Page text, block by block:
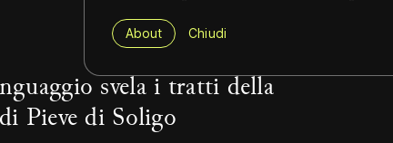
About Chiudi
svela i tratti della
Pieve di Soligo